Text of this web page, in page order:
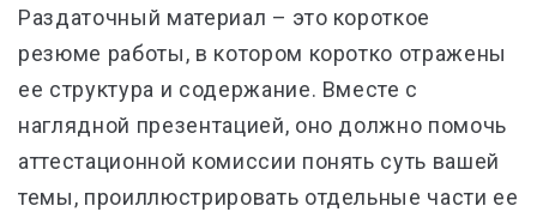
Раздаточный материал – это короткое
резюме работы, в котором коротко отражены
ее структура и содержание. Вместе с
наглядной презентацией, оно должно помочь
аттестационной комиссии понять суть вашей
темы, проиллюстрировать отдельные части ее